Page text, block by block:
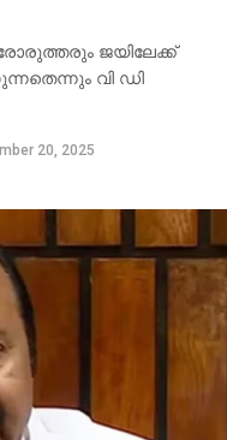
ജയിലേക്ക്
വി ഡി
20, 2025